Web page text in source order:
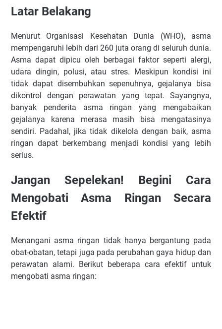
Latar Belakang
Menurut Organisasi Kesehatan Dunia (WHO), asma
mempengaruhi lebih dari 260 juta orang di seluruh dunia.
Asma dapat dipicu oleh berbagai faktor seperti alergi,
udara dingin, polusi, atau stres. Meskipun kondisi ini
tidak dapat disembuhkan sepenuhnya, gejalanya bisa
dikontrol dengan perawatan yang tepat. Sayangnya,
banyak penderita asma ringan yang mengabaikan
gejalanya karena merasa masih bisa mengatasinya
sendiri. Padahal, jika tidak dikelola dengan baik, asma
ringan dapat berkembang menjadi kondisi yang lebih
serius.
Jangan Sepelekan! Begini Cara
Mengobati Asma Ringan Secara
Efektif
Menangani asma ringan tidak hanya bergantung pada
obat-obatan, tetapi juga pada perubahan gaya hidup dan
perawatan alami. Berikut beberapa cara efektif untuk
mengobati asma ringan: